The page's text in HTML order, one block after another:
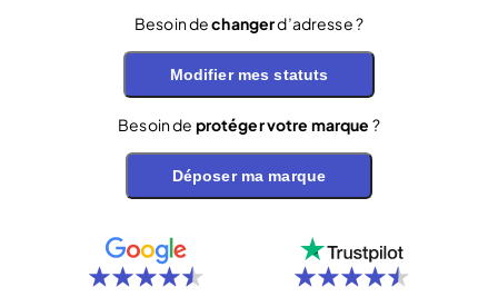
Besoin dechangerd’adresse ?
Modifier mes statuts
Besoin de protéger votre marque ?
Déposer ma marque